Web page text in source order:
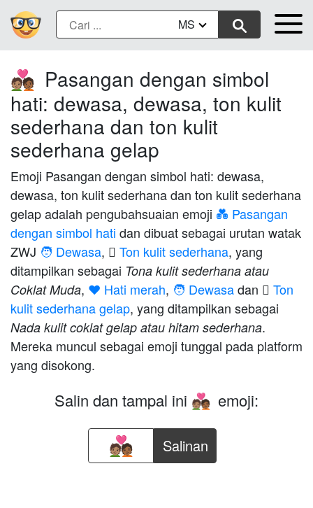
MS
🧑🏽‍❤️‍🧑🏾 Pasangan dengan simbol
hati: dewasa, dewasa, ton kulit
sederhana dan ton kulit
sederhana gelap
Emoji Pasangan dengan simbol hati: dewasa,
dewasa, ton kulit sederhana dan ton kulit sederhana
gelap adalah pengubahsuaian emoji 💑 Pasangan
dengan simbol hati dan dibuat sebagai urutan watak
ZWJ 🧑 Dewasa, 🏽 Ton kulit sederhana, yang
ditampilkan sebagai Tona kulit sederhana atau
Coklat Muda, ❤️ Hati merah, 🧑 Dewasadan 🏾 Ton
kulit sederhana gelap, yang ditampilkan sebagai
Nada kulit coklat gelap atau hitam sederhana.
Mereka muncul sebagai emoji tunggal pada platform
yang disokong.
Salin dan tampal ini 🧑🏽‍❤️‍🧑🏾 emoji:
Salinan